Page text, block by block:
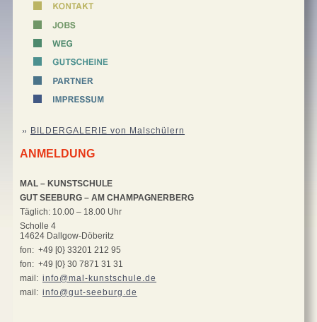
BILDERGALERIE von Malschülern
ANMELDUNG
MAL – KUNSTSCHULE
GUT SEEBURG – AM CHAMPAGNERBERG
Täglich: 10.00 – 18.00 Uhr
Scholle 4
14624 Dallgow-Döberitz
fon: +49 [0} 33201 212 95
fon: +49 [0} 30 7871 31 31
mail: info@mal-kunstschule.de
mail: info@gut-seeburg.de